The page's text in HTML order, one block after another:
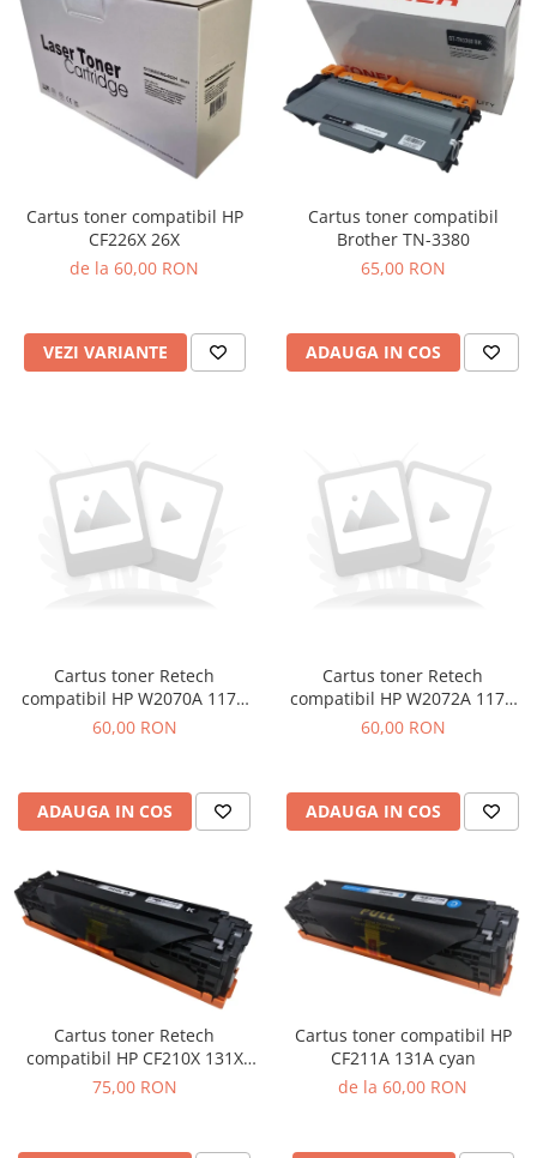
Cartus toner compatibil HP
CF226X 26X
de la 60,00 RON
VEZI VARIANTE
Cartus toner compatibil
Brother TN-3380
65,00 RON
ADAUGA IN COS
Cartus toner Retech
compatibil HP W2070A 117A
black
60,00 RON
ADAUGA IN COS
Cartus toner Retech
compatibil HP W2072A 117A
yellow
60,00 RON
ADAUGA IN COS
Cartus toner Retech
compatibil HP CF210X 131X
black
75,00 RON
Cartus toner compatibil HP
CF211A 131A cyan
de la 60,00 RON